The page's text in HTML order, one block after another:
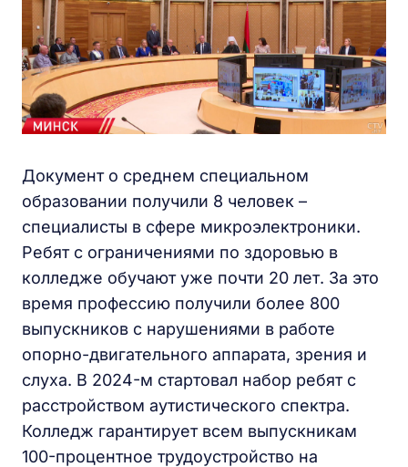
Документ о среднем специальном
образовании получили 8 человек –
специалисты в сфере микроэлектроники.
Ребят с ограничениями по здоровью в
колледже обучают уже почти 20 лет. За это
время профессию получили более 800
выпускников с нарушениями в работе
опорно-двигательного аппарата, зрения и
слуха. В 2024-м стартовал набор ребят с
расстройством аутистического спектра.
Колледж гарантирует всем выпускникам
100-процентное трудоустройство на